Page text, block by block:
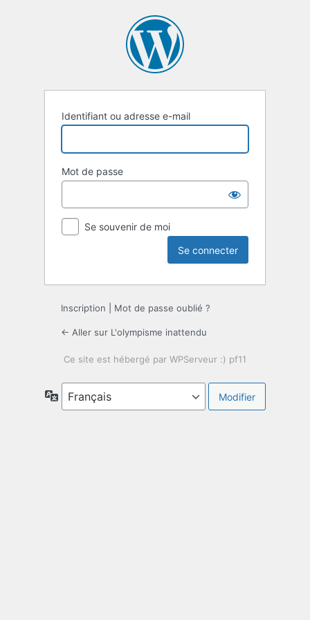
Identifiant ou adresse e-mail
Mot de passe
Se souvenir de moi
Inscription Mot de passe oublié ?
← Aller sur L'olympisme inattendu
Langue